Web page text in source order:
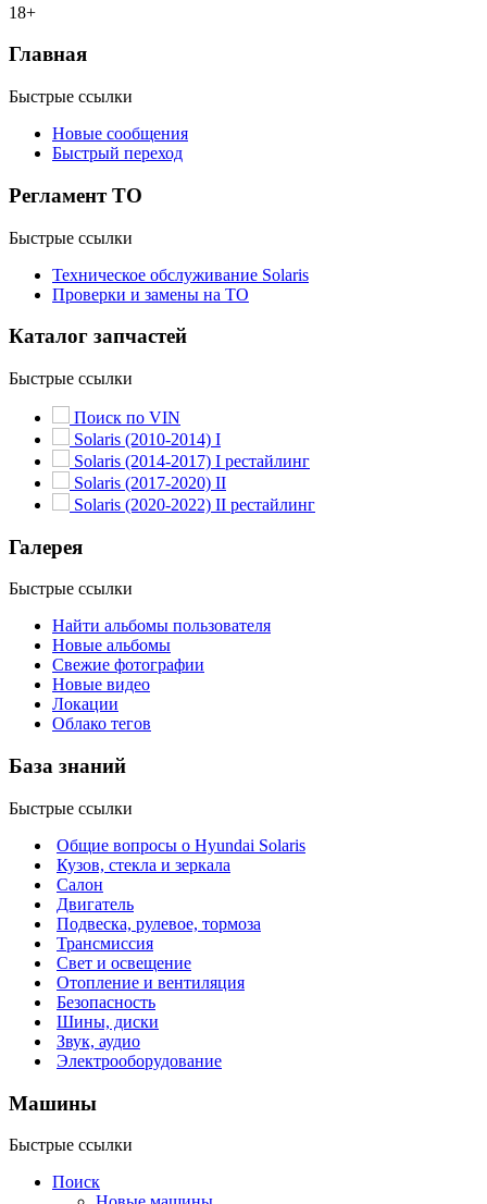
18+
Главная
Быстрые ссылки
Новые сообщения
Быстрый переход
Регламент ТО
Быстрые ссылки
Техническое обслуживание Solaris
Проверки и замены на ТО
Каталог запчастей
Быстрые ссылки
Поиск по VIN
Solaris (2010-2014) I
Solaris (2014-2017) I рестайлинг
Solaris (2017-2020) II
Solaris (2020-2022) II рестайлинг
Галерея
Быстрые ссылки
Найти альбомы пользователя
Новые альбомы
Свежие фотографии
Новые видео
Локации
Облако тегов
База знаний
Быстрые ссылки
Общие вопросы о Hyundai Solaris
Кузов, стекла и зеркала
Салон
Двигатель
Подвеска, рулевое, тормоза
Трансмиссия
Свет и освещение
Отопление и вентиляция
Безопасность
Шины, диски
Звук, аудио
Электрооборудование
Машины
Быстрые ссылки
Поиск